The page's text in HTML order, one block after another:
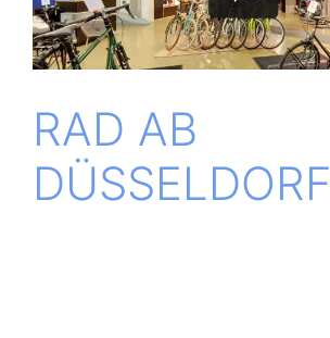
RAD AB
DÜSSELDORF